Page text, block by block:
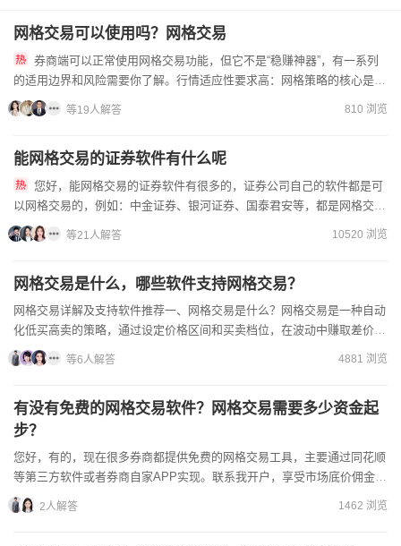
网格交易可以使用吗？网格交易
的适用边界和风险需要你了解。行情适应性要求高：网格策略的核心是
“高抛低吸”，主要适用于震荡行情。在单边上涨行情中容易过早卖...
等19人解答 810 浏览
能网格交易的证券软件有什么呢
以网格交易的，例如：中金证券、银河证券、国泰君安等，都是网格交易
很好的软件，想开户的话直接在线上办理就可以了，也是...
等21人解答 10520 浏览
网格交易是什么，哪些软件支持网格交易？
‌网格交易详解及支持软件推荐‌‌一、网格交易是什么？‌网格交易是一种‌自动
化低买高卖‌的策略，通过设定价格区间和买卖档位，在波动中赚取差价。‌
核心逻辑‌：设定基准价（如当前股价10元）...
等6人解答 4881 浏览
有没有免费的网格交易软件？网格交易需要多少资金起
步？
您好，有的，现在很多券商都提供免费的网格交易工具，主要通过同花顺
等第三方软件或者券商自家APP实现。联系我开户，享受市场底价佣金费
率，无套路，专业服务！！
2人解答 1462 浏览